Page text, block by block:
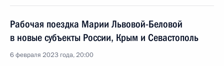
Рабочая поездка Марии Львовой-Беловой
в новые субъекты России, Крым и Севастополь
6 февраля 2023 года, 20:00